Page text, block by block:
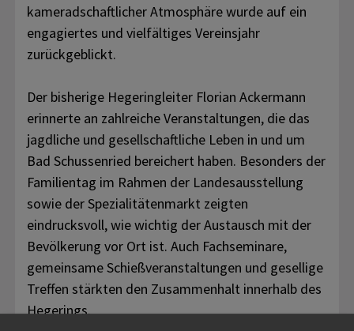
kameradschaftlicher Atmosphäre wurde auf ein
engagiertes und vielfältiges Vereinsjahr
zurückgeblickt.
Der bisherige Hegeringleiter Florian Ackermann
erinnerte an zahlreiche Veranstaltungen, die das
jagdliche und gesellschaftliche Leben in und um
Bad Schussenried bereichert haben. Besonders der
Familientag im Rahmen der Landesausstellung
sowie der Spezialitätenmarkt zeigten
eindrucksvoll, wie wichtig der Austausch mit der
Bevölkerung vor Ort ist. Auch Fachseminare,
gemeinsame Schießveranstaltungen und gesellige
Treffen stärkten den Zusammenhalt innerhalb des
Hegerings.